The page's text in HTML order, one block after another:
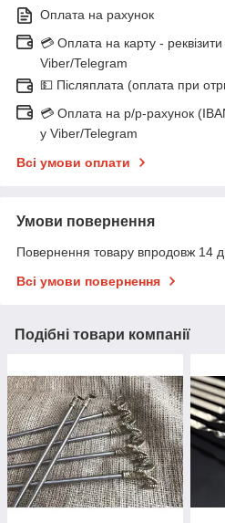
Оплата на рахунок
💳 Оплата на карту -
Viber/Telegram
💵 Післяплата (оплата при
💳 Оплата на р/р-рахунок
у Viber/Telegram
Всі умови оплати
Умови повернення
Повернення товару впродовж 14
Всі умови повернення
Подібні товари компанії